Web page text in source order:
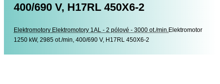
400/690 V, H17RL 450X6-2
Elektromotory Elektromotory
Elektromotory 1AL - 2 pólové - 3000 ot./min.Elektromotor
1250 kW, 2985 ot./min, 400/690 V, H17RL 450X6-2